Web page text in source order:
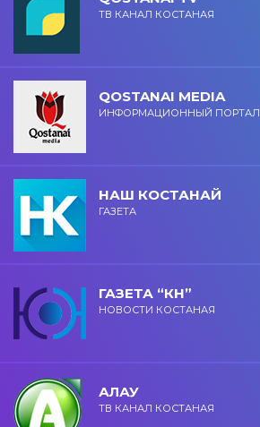
ТВ КАНАЛ КОСТАНАЯ
QOSTANAI MEDIA
ИНФОРМАЦИОННЫЙ ПОРТАЛ
НАШ КОСТАНАЙ
ГАЗЕТА
ГАЗЕТА “КН”
НОВОСТИ КОСТАНАЯ
АЛАУ
ТВ КАНАЛ КОСТАНАЯ